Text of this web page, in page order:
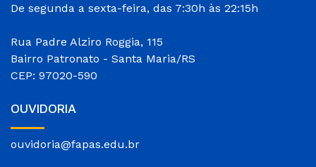
De segunda a sexta-feira, das 7:30h às 22:15h
Rua Padre Alziro Roggia, 115
Bairro Patronato - Santa Maria/RS
CEP: 97020-590
OUVIDORIA
ouvidoria@fapas.edu.br